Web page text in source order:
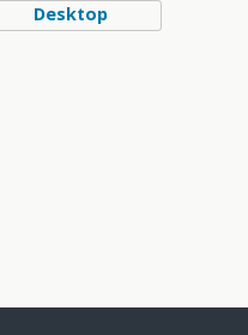
Desktop